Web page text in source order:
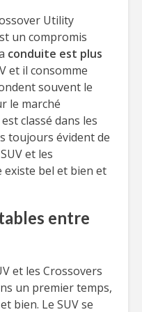
Utility
un compromis
conduite est plus
et il consomme
souvent le
le marché
classé dans les
toujours évident de
et les
bel et bien et
entre
et les Crossovers
un premier temps,
bien. Le SUV se